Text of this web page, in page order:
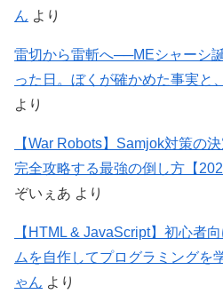
ん より
雷切から雷斬へ──MEシャーシ
った日。ぼくが確かめた事実と
より
【War Robots】Samjok対策の
完全攻略する最強の倒し方【
ぞいぇあ より
【HTML & JavaScript】初心者
ムを自作してプログラミングを
ゃん より